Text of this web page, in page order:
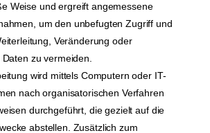
Weise und ergreift angemessene
um den unbefugten Zugriff und
Veränderung oder
zu vermeiden.
wird mittels Computern oder IT-
nach organisatorischen Verfahren
durchgeführt, die gezielt auf die
abstellen. Zusätzlich zum